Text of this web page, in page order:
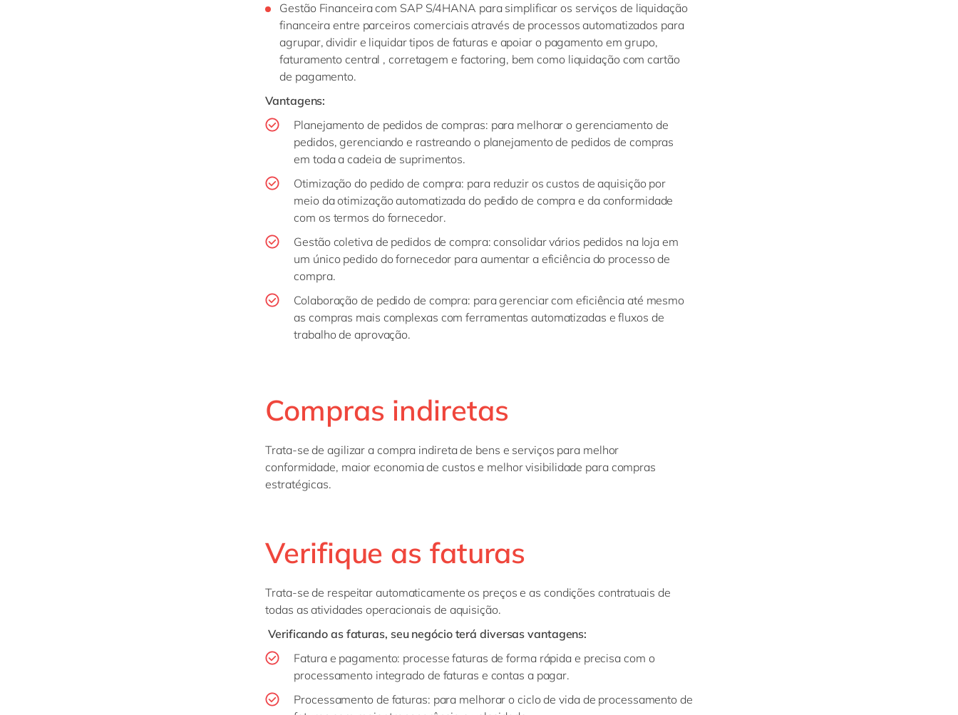
Gestão Financeira com SAP S/4HANA para simplificar os serviços de liquidação
financeira entre parceiros comerciais através de processos automatizados para
agrupar, dividir e liquidar tipos de faturas e apoiar o pagamento em grupo,
faturamento central , corretagem e factoring, bem como liquidação com cartão
de pagamento.
Vantagens:
Planejamento de pedidos de compras: para melhorar o gerenciamento de
pedidos, gerenciando e rastreando o planejamento de pedidos de compras
em toda a cadeia de suprimentos.
Otimização do pedido de compra: para reduzir os custos de aquisição por
meio da otimização automatizada do pedido de compra e da conformidade
com os termos do fornecedor.
Gestão coletiva de pedidos de compra: consolidar vários pedidos na loja em
um único pedido do fornecedor para aumentar a eficiência do processo de
compra.
Colaboração de pedido de compra: para gerenciar com eficiência até mesmo
as compras mais complexas com ferramentas automatizadas e fluxos de
trabalho de aprovação.
Compras indiretas
Trata-se de agilizar a compra indireta de bens e serviços para melhor
conformidade, maior economia de custos e melhor visibilidade para compras
estratégicas.
Verifique as faturas
Trata-se de respeitar automaticamente os preços e as condições contratuais de
todas as atividades operacionais de aquisição.
Verificando as faturas, seu negócio terá diversas vantagens:
Fatura e pagamento: processe faturas de forma rápida e precisa com o
processamento integrado de faturas e contas a pagar.
Processamento de faturas: para melhorar o ciclo de vida de processamento de